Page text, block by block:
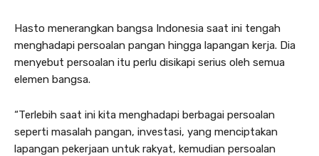
Hasto menerangkan bangsa Indonesia saat ini tengah
menghadapi persoalan pangan hingga lapangan kerja. Dia
menyebut persoalan itu perlu disikapi serius oleh semua
elemen bangsa.
“Terlebih saat ini kita menghadapi berbagai persoalan
seperti masalah pangan, investasi, yang menciptakan
lapangan pekerjaan untuk rakyat, kemudian persoalan